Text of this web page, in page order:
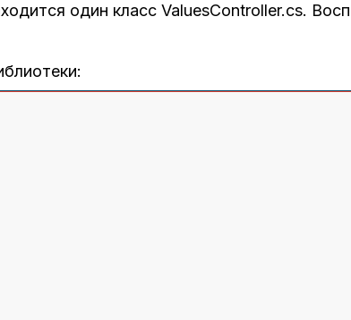
один класс ValuesController.cs.